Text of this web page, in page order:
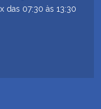
das 07:30 às 13:30